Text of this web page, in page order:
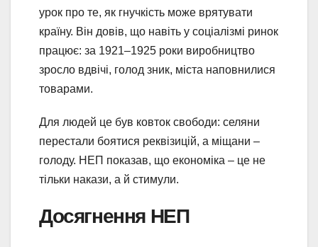
урок про те, як гнучкість може врятувати
країну. Він довів, що навіть у соціалізмі ринок
працює: за 1921–1925 роки виробництво
зросло вдвічі, голод зник, міста наповнилися
товарами.
Для людей це був ковток свободи: селяни
перестали боятися реквізицій, а міщани –
голоду. НЕП показав, що економіка – це не
тільки накази, а й стимули.
Досягнення НЕП